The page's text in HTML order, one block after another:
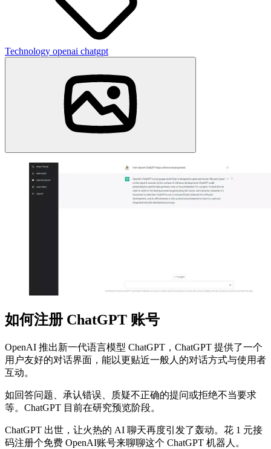
Technology openai chatgpt
如何注册 ChatGPT 账号
OpenAI 推出新一代语言模型 ChatGPT，ChatGPT 提供了一个
用户友好的对话界面，能以更贴近一般人的对话方式与使用者
互动。
如回答问题、承认错误、质疑不正确的提问或拒绝不当要求
等。ChatGPT 目前在研究预览阶段。
ChatGPT 出世，让火热的 AI 聊天再度引发了轰动。花 1 元接
码注册个免费 OpenAI账号来聊聊这个 ChatGPT 机器人。